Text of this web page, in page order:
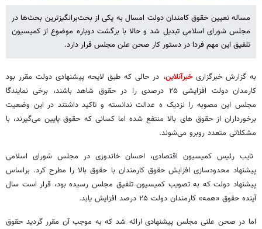
مساله تعیین حقوق کامندان دولت امسال به یکی از بحث‌برانگیزترین بحث‌ها در
مجلس شورای اسلامی تبدیل شد و حالا با برگشت دوباره موضوع از کمیسیون
تلفیق این مهم فردا در دستور کار صحن علن مجلس قرار دارد.
به گزارش خبرگزاریخبرآنلاین، در حالی که طبق لایحه پیشنهادی دولت مقرر بود
کارمدان دولت افزایشی ۲۵ درصدی را در حقوق شاهد باشند، برخی نمایندگا
مجلس این مصوبه را نزدیک ه عدالت ندانسته و تاکید داشتند در این وضعیت
برخورداران از حقوق های بالا منتفع شده اما کسانی که حقوق پایین می‌گیرند، با
مشکلاتی متعدد روبرو می‌شوند.
نایب رئیس کمیسیون اقتصادی، احسان خاندوزی در مجلس شورای اسلامی
پیشنهاد محدودسازی افزایش حقوق کارمندان با حقوق بالا را مطرح کرد. براساس
پیشنهاد دولت که به تصویب کمیسیون تلفیق مجلس رسیده بود، قرار است سال
آینده حقوق «همه» کارمندان دولت ۲۵ درصد افزایش یابد.
اما در صحن علنی مجلس پیشنهادی ارائه شد که به موجب آن مقرر گردید حقوق